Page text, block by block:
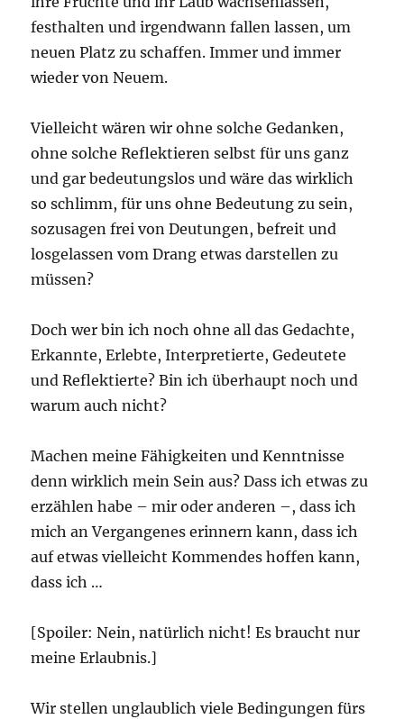
festhalten und irgendwann fallen lassen, um
neuen Platz zu schaffen. Immer und immer
wieder von Neuem.
Vielleicht wären wir ohne solche Gedanken,
ohne solche Reflektieren selbst für uns ganz
und gar bedeutungslos und wäre das wirklich
so schlimm, für uns ohne Bedeutung zu sein,
sozusagen frei von Deutungen, befreit und
losgelassen vom Drang etwas darstellen zu
müssen?
Doch wer bin ich noch ohne all das Gedachte,
Erkannte, Erlebte, Interpretierte, Gedeutete
und Reflektierte? Bin ich überhaupt noch und
warum auch nicht?
Machen meine Fähigkeiten und Kenntnisse
denn wirklich mein Sein aus? Dass ich etwas zu
erzählen habe – mir oder anderen –, dass ich
mich an Vergangenes erinnern kann, dass ich
auf etwas vielleicht Kommendes hoffen kann,
dass ich …
[Spoiler: Nein, natürlich nicht! Es braucht nur
meine Erlaubnis.]
Wir stellen unglaublich viele Bedingungen fürs